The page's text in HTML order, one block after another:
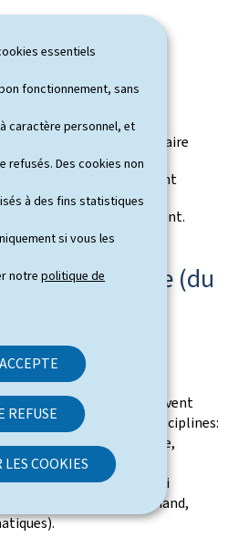
essentiels
fonctionnement, sans
caractère personnel, et
refusés. Des cookies non
à des fins statistiques
si vous les
notrepolitique de
REFUSE
LES COOKIES
une classe primaire
les parents doivent
de l'établissement.
secondaire (du
seront offerts:
aux élèves qui doivent
en septembre (disciplines:
mathématiques, biologie,
physique et autres);
s'adressent aux élèves qui
(disciplines: allemand,